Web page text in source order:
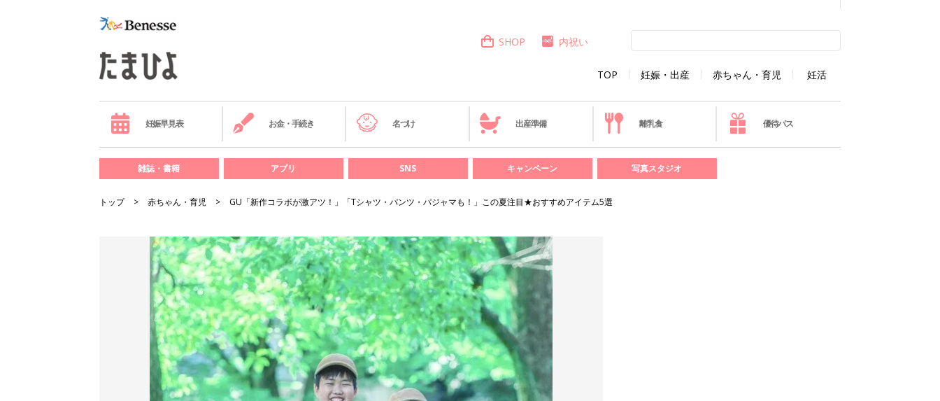
TOP 妊娠・出産 赤ちゃん・育児 妊活
SHOP 内祝い
妊娠早見表 お金・手続き 名づけ 出産準備 離乳食 優待パス
雑誌・書籍 アプリ SNS キャンペーン 写真スタジオ
トップ 赤ちゃん・育児 GU「新作コラボが激アツ！」「Tシャツ・パンツ・パジャマも！」この夏注目★おすすめアイテム5選